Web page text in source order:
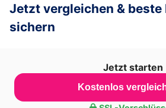
Jetzt vergleichen & beste
sichern
Jetzt starten
Kostenlos